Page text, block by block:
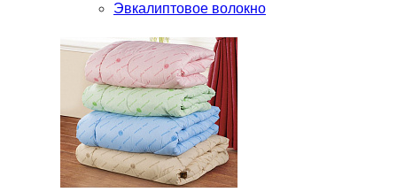
Эвкалиптовое волокно